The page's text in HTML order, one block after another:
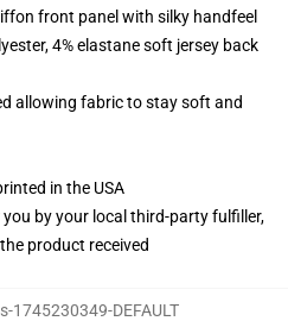
front panel with silky handfeel
4% elastane soft jersey back
allowing fabric to stay soft and
in the USA
by your local third-party fulfiller,
product received
1745230349-DEFAULT